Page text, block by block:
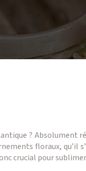
?
floraux, qu’il
crucial pour